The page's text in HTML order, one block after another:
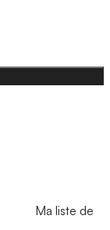
Ma liste de